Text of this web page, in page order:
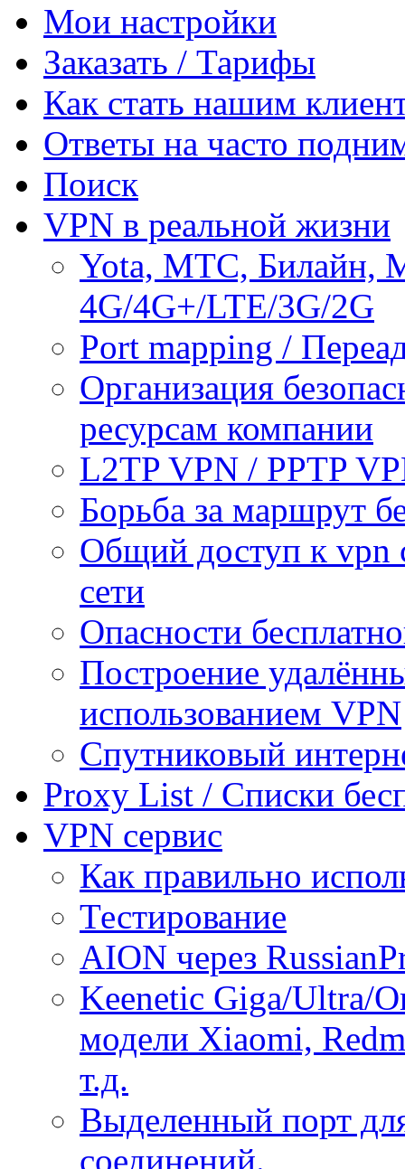
Мои настройки
Заказать / Тарифы
Как стать нашим
Ответы на часто
Поиск
VPN в реальной жизни
Yota, МТС, Билайн,
4G/4G+/LTE/3G/2G
Port mapping /
Организация
ресурсам компании
L2TP VPN / PPTP
Борьба за маршрут
Общий доступ к vpn
сети
Опасности
Построение
использованием VPN
Спутниковый
Proxy List / Списки
VPN сервис
Как правильно
Тестирование
AION через
Keenetic Giga/Ultra/
модели Xiaomi,
т.д.
Выделенный порт
соединений.